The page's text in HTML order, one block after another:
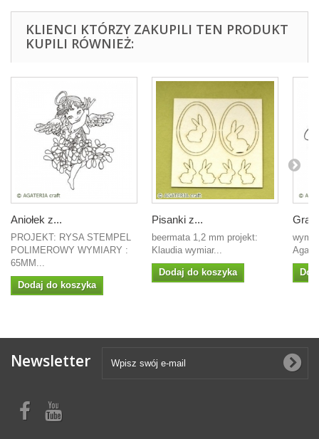
KLIENCI KTÓRZY ZAKUPILI TEN PRODUKT
KUPILI RÓWNIEŻ:
Aniołek z...
PROJEKT: RYSA STEMPEL
POLIMEROWY WYMIARY :
65MM...
Dodaj do koszyka
Pisanki z...
beermata 1,2 mm projekt:
Klaudia wymiar...
Dodaj do koszyka
Newsletter